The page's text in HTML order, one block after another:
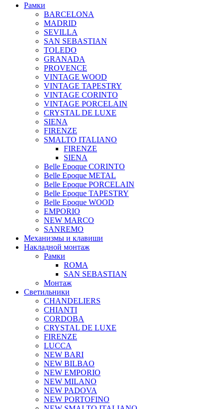
Рамки
BARCELONA
MADRID
SEVILLA
SAN SEBASTIAN
TOLEDO
GRANADA
PROVENCE
VINTAGE WOOD
VINTAGE TAPESTRY
VINTAGE CORINTO
VINTAGE PORCELAIN
CRYSTAL DE LUXE
SIENA
FIRENZE
SMALTO ITALIANO
FIRENZE
SIENA
Belle Epoque CORINTO
Belle Epoque METAL
Belle Epoque PORCELAIN
Belle Epoque TAPESTRY
Belle Epoque WOOD
EMPORIO
NEW MARCO
SANREMO
Механизмы и клавиши
Накладной монтаж
Рамки
ROMA
SAN SEBASTIAN
Монтаж
Светильники
CHANDELIERS
CHIANTI
CORDOBA
CRYSTAL DE LUXE
FIRENZE
LUCCA
NEW BARI
NEW BILBAO
NEW EMPORIO
NEW MILANO
NEW PADOVA
NEW PORTOFINO